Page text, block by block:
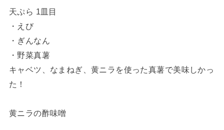
天ぷら 1皿目
・えび
・ぎんなん
・野菜真薯
キャベツ、なまねぎ、黄ニラを使った真薯で美味しかっ
た！
黄ニラの酢味噌